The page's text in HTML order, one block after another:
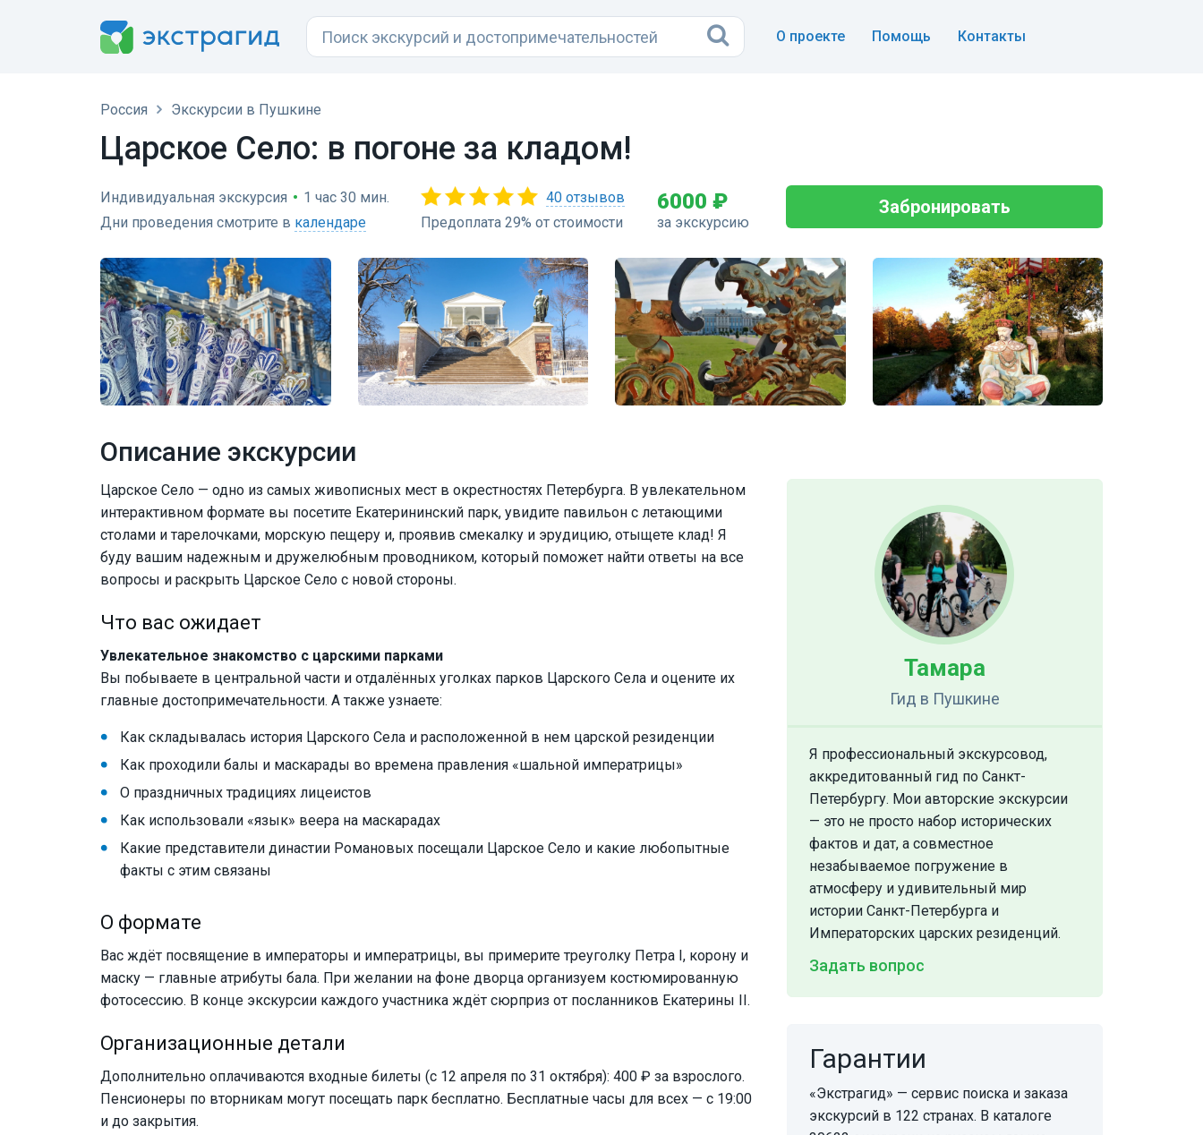
О проекте Помощь Контакты
Россия Экскурсии в Пушкине
Царское Село: в погоне за кладом!
Индивидуальная экскурсия • 1 час 30 мин.
Дни проведения смотрите в календаре
40 отзывов
Предоплата 29% от стоимости
6000 ₽
за экскурсию
Забронировать
Описание экскурсии
Царское Село — одно из самых живописных мест в окрестностях Петербурга. В увлекательном
интерактивном формате вы посетите Екатерининский парк, увидите павильон с летающими
столами и тарелочками, морскую пещеру и, проявив смекалку и эрудицию, отыщете клад! Я
буду вашим надежным и дружелюбным проводником, который поможет найти ответы на все
вопросы и раскрыть Царское Село с новой стороны.
Что вас ожидает
Увлекательное знакомство с царскими парками
Вы побываете в центральной части и отдалённых уголках парков Царского Села и оцените их
главные достопримечательности. А также узнаете:
Как складывалась история Царского Села и расположенной в нем царской резиденции
Как проходили балы и маскарады во времена правления «шальной императрицы»
О праздничных традициях лицеистов
Как использовали «язык» веера на маскарадах
Какие представители династии Романовых посещали Царское Село и какие любопытные
факты с этим связаны
О формате
Вас ждёт посвящение в императоры и императрицы, вы примерите треуголку Петра I, корону и
маску — главные атрибуты бала. При желании на фоне дворца организуем костюмированную
фотосессию. В конце экскурсии каждого участника ждёт сюрприз от посланников Екатерины II.
Организационные детали
Дополнительно оплачиваются входные билеты (с 12 апреля по 31 октября): 400 ₽ за взрослого.
Пенсионеры по вторникам могут посещать парк бесплатно. Бесплатные часы для всех — с 19:00
и до закрытия.
Тамара
Гид в Пушкине
Я профессиональный экскурсовод,
аккредитованный гид по Санкт-
Петербургу. Мои авторские экскурсии
— это не просто набор исторических
фактов и дат, а совместное
незабываемое погружение в
атмосферу и удивительный мир
истории Санкт-Петербурга и
Императорских царских резиденций.
Задать вопрос
Гарантии
«Экстрагид» — сервис поиска и заказа
экскурсий в 122 странах. В каталоге